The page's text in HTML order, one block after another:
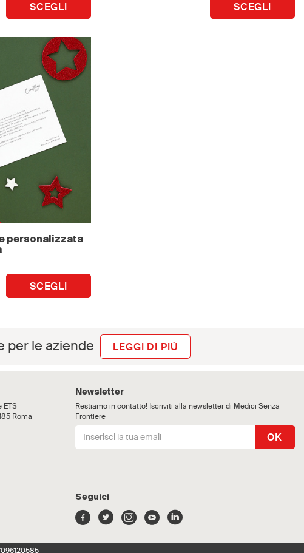
SCEGLI SCEGLI
personalizzata
SCEGLI
per le aziende LEGGI DI PIÙ
Newsletter
Restiamo in contatto! Iscriviti alla newsletter di Medici Senza
Frontiere
OK
ETS
Roma
Seguici